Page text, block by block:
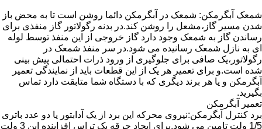
شمعک آبگرمکن: شمعک در آبگرمکن دائما روشن است تا به محض باز
شدن مسیر گاز،مشعل را روشن کند.در بدنه رگولاتور گاز منفذی برای
رساندن گاز به شمعک وجود دارد گاز خروجی از این منفذ توسط لوله
ای به نازل شمعک رسانیده می شود.در سر منفذ شمعک در
رگولاتور،یک صافی برای جلوگیری از ورود ذرات احتمالی پیش بینی
شده است.و برای تعمیر هر یک از این قطعات باید از نمایندگی تعمیر
آبگرمکن و یا هر برند دیگری که با دستگاه شما متابقت دارد تماس
بگیرید.
تعمیر آبگرمکن
برد کنترل آبگرمکن:نیروی محرکه این برد از یک آدابتور یا دو عدد باتری
1/5 ولت تامین می شود.برای ایجاد جرقه یک تراس افزاینده این 3 ولت